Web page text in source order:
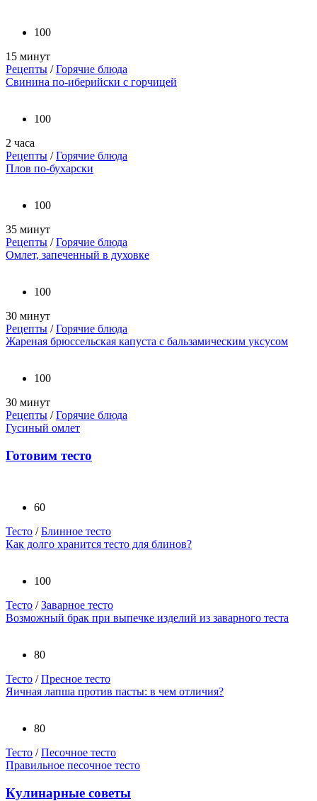
100
15 минут
Рецепты /Горячие блюда
Свинина по-иберийски с горчицей
100
2 часа
Рецепты /Горячие блюда
Плов по-бухарски
100
35 минут
Рецепты /Горячие блюда
Омлет, запеченный в духовке
100
30 минут
Рецепты /Горячие блюда
Жареная брюссельская капуста с бальзамическим уксусом
100
30 минут
Рецепты /Горячие блюда
Гусиный омлет
Готовим тесто
60
Тесто /Блинное тесто
Как долго хранится тесто для блинов?
100
Тесто /Заварное тесто
Возможный брак при выпечке изделий из заварного теста
80
Тесто /Пресное тесто
Яичная лапша против пасты: в чем отличия?
80
Тесто /Песочное тесто
Правильное песочное тесто
Кулинарные советы